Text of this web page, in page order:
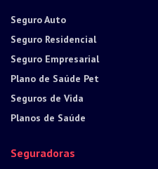
Seguro Auto
Seguro Residencial
Seguro Empresarial
Plano de Saúde Pet
Seguros de Vida
Planos de Saúde
Seguradoras